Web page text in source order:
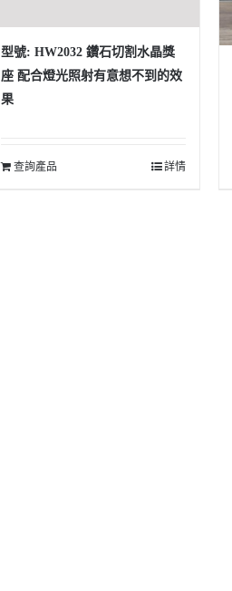
型號: HW2032 鑽石切割水晶獎
座 配合燈光照射有意想不到的效
果
查詢產品 詳情